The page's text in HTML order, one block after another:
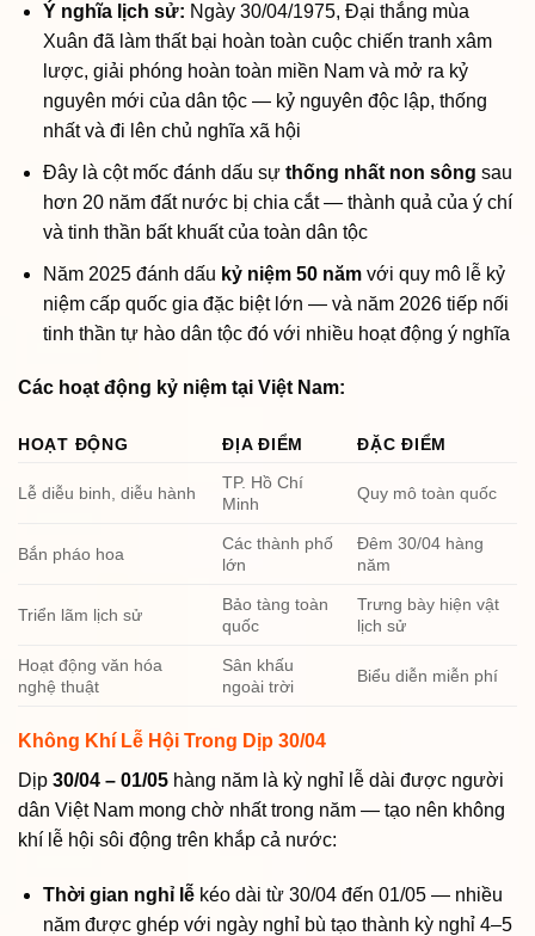
Ý nghĩa lịch sử: Ngày 30/04/1975, Đại thắng mùa
Xuân đã làm thất bại hoàn toàn cuộc chiến tranh xâm
lược, giải phóng hoàn toàn miền Nam và mở ra kỷ
nguyên mới của dân tộc — kỷ nguyên độc lập, thống
nhất và đi lên chủ nghĩa xã hội
Đây là cột mốc đánh dấu sự thống nhất non sông sau
hơn 20 năm đất nước bị chia cắt — thành quả của ý chí
và tinh thần bất khuất của toàn dân tộc
Năm 2025 đánh dấu kỷ niệm 50 nămvới quy mô lễ kỷ
niệm cấp quốc gia đặc biệt lớn — và năm 2026 tiếp nối
tinh thần tự hào dân tộc đó với nhiều hoạt động ý nghĩa
Các hoạt động kỷ niệm tại Việt Nam:
HOẠT ĐỘNG ĐỊA ĐIỂM ĐẶC ĐIỂM
Lễ diễu binh, diễu hành
TP. Hồ Chí
Minh
Quy mô toàn quốc
Bắn pháo hoa
Các thành phố
lớn
Đêm 30/04 hàng
năm
Triển lãm lịch sử
Bảo tàng toàn
quốc
Trưng bày hiện vật
lịch sử
Hoạt động văn hóa
nghệ thuật
Sân khấu
ngoài trời
Biểu diễn miễn phí
Không Khí Lễ Hội Trong Dịp 30/04
Dịp 30/04 – 01/05 hàng năm là kỳ nghỉ lễ dài được người
dân Việt Nam mong chờ nhất trong năm — tạo nên không
khí lễ hội sôi động trên khắp cả nước:
Thời gian nghỉ lễkéo dài từ 30/04 đến 01/05 — nhiều
năm được ghép với ngày nghỉ bù tạo thành kỳ nghỉ 4–5